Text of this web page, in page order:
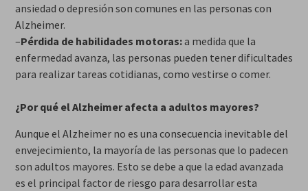
ansiedad o depresión son comunes en las personas con
Alzheimer.
–Pérdida de habilidades motoras:a medida que la
enfermedad avanza, las personas pueden tener dificultades
para realizar tareas cotidianas, como vestirse o comer.
¿Por qué el Alzheimer afecta a adultos mayores?
Aunque el Alzheimer no es una consecuencia inevitable del
envejecimiento, la mayoría de las personas que lo padecen
son adultos mayores. Esto se debe a que la edad avanzada
es el principal factor de riesgo para desarrollar esta